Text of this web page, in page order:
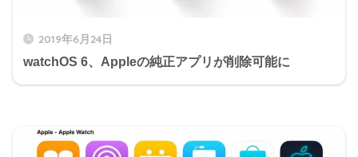
2019年6月24日
watchOS 6、Appleの純正アプリが削除可能に